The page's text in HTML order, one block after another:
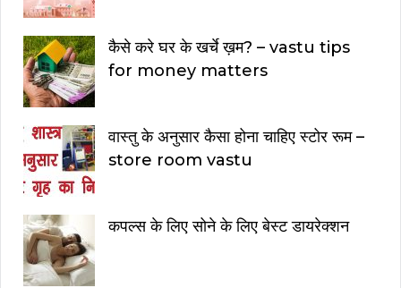
कैसे करे घर के खर्चे ख़म? – vastu tips
for money matters
वास्तु के अनुसार कैसा होना चाहिए स्टोर रूम –
store room vastu
कपल्स के लिए सोने के लिए बेस्ट डायरेक्शन